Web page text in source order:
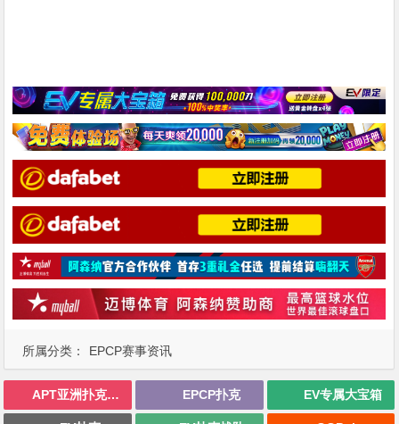
所属分类： EPCP赛事资讯
APT亚洲扑克巡回赛 EPCP扑克 EV专属大宝箱